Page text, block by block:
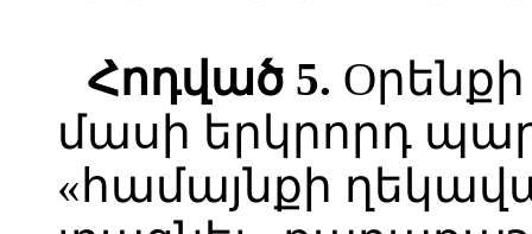
Հոդված 5.
մասի երկրորդ
«համայնքի